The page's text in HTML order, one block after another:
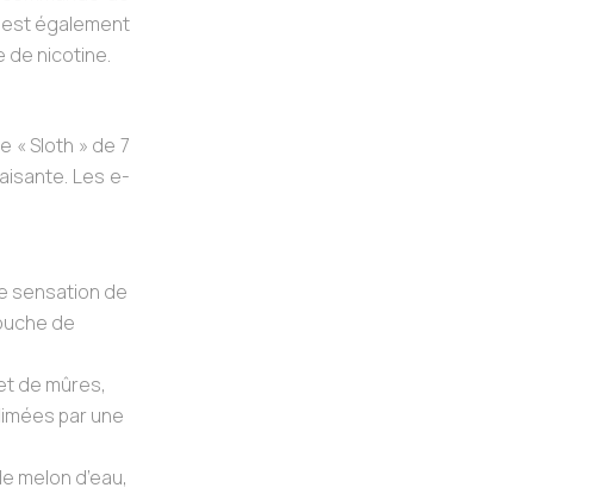
également
de nicotine.
« Sloth » de 7
Les e-
sensation de
de
de mûres,
par une
d’eau,